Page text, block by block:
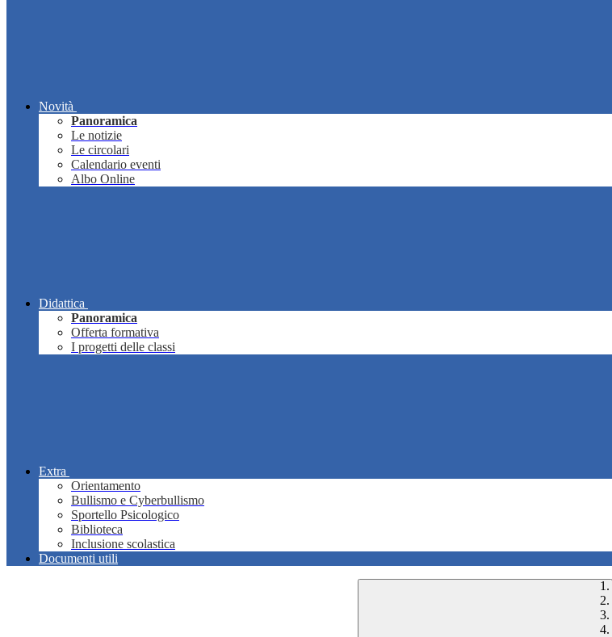
Novità
Panoramica
Le notizie
Le circolari
Calendario eventi
Albo Online
Didattica
Panoramica
Offerta formativa
I progetti delle classi
Extra
Orientamento
Bullismo e Cyberbullismo
Sportello Psicologico
Biblioteca
Inclusione scolastica
Documenti utili